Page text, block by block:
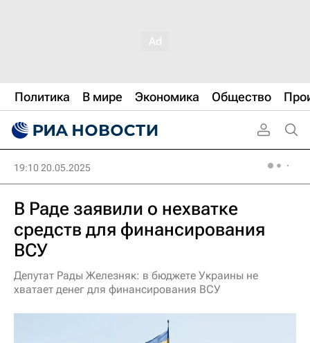
Политика В мире Экономика Общество
19:10 20.05.2025
В Раде заявили о нехватке
средств для финансирования
ВСУ
Депутат Рады Железняк: в бюджете Украины не
хватает денег для финансирования ВСУ